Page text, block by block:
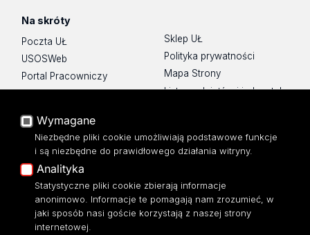
Na skróty
Poczta UŁ
USOSWeb
Portal Pracowniczy
Baza Aktów Własnych
Moodle
Eksperci UŁ
Polityka Prywatności
Dostępność
Sklep UŁ
Polityka prywatności
Mapa Strony
Lista wydziałów i jednostek
Wymagane
Niezbędne pliki cookie umożliwiają podstawowe funkcje
i są niezbędne do prawidłowego działania witryny.
Analityka
Statystyczne pliki cookie zbierają informacje
anonimowo. Informacje te pomagają nam zrozumieć, w
jaki sposób nasi goście korzystają z naszej strony
internetowej.